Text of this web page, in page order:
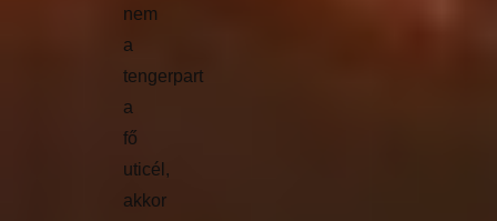
nem
a
tengerpart
a
fő
uticél,
akkor